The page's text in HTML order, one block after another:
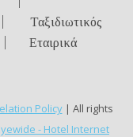
Ταξιδιωτικός
Εταιρικά
Policy| All rights
- Hotel Internet